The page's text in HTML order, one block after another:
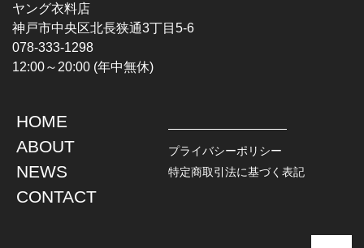
HARDCORE / PUNK
PROGLESSIVE ROCK
POPS
SOUL / R&B
CHAMPION
TOPS
L / S SHIRT
S / S SHIRT
HAWAIIAN SHIRT
JACKET
DENIM
LEATHER
ヤング衣料店
神戸市中央区北長狭通3丁目5-6
078-333-1298
12:00～20:00 (年中無休)
HOME
ABOUT
NEWS
CONTACT
プライバシーポリシー
特定商取引法に基づく表記